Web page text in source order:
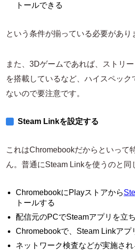
トールできる
という条件が揃っている必要があり
また、3Dゲームであれば、ストリ
を搭載しているなど、ハイスペック
ないので要注意です。
Steam Linkを設定する
これはChromebookだからといって
ん。普通にSteam Linkを使うのと同
ChromebookにPlayストアから
トールする
配信元のPCでSteamアプリを立
Chromebookで、Steam Linkアプ
ネットワーク検査などが実施され